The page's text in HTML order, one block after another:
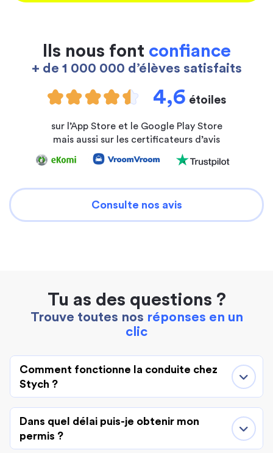
Ils nous font confiance
+ de 1 000 000 d’élèves satisfaits
4,6 étoiles
sur l’App Store et le Google Play Store
mais aussi sur les certificateurs d’avis
Consulte nos avis
Tu as des questions ?
Trouve toutes nos réponses en un
clic
Comment fonctionne la conduite chez
Stych ?
Dans quel délai puis-je obtenir mon
permis ?